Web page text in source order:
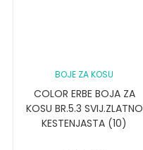
BOJE ZA KOSU
COLOR ERBE BOJA ZA
KOSU BR.5.3 SVIJ.ZLATNO
KESTENJASTA (10)